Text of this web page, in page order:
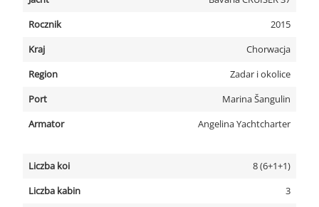
Rocznik
2015
Kraj
Chorwacja
Region
Zadar i okolice
Port
Marina Šangulin
Armator
Angelina Yachtcharter
Liczba koi
8 (6+1+1)
Liczba kabin
3